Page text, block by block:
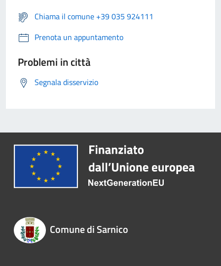
Chiama il comune +39 035 924111
Prenota un appuntamento
Problemi in città
Segnala disservizio
Comune di Sarnico